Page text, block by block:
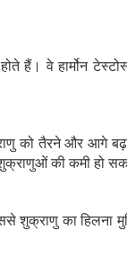
हैं। वे हार्मोन
को तैरने और आगे
की कमी हो
शुक्राणु का हिलना